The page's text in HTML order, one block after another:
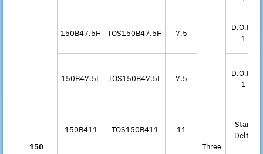
150 Three
150B47.5H TOS150B47.5H 7.5
D.O.L.*
1
150B47.5L TOS150B47.5L 7.5
D.O.L.*
1
150B411 TOS150B411 11
Star-
Delta